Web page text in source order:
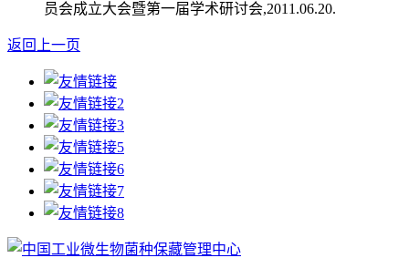
员会成立大会暨第一届学术研讨会,2011.06.20.
返回上一页